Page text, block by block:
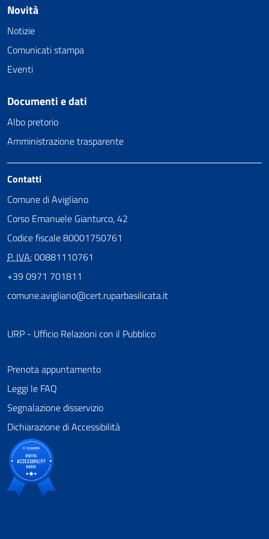
Novità
Notizie
Comunicati stampa
Eventi
Documenti e dati
Albo pretorio
Amministrazione trasparente
Contatti
Comune di Avigliano
Corso Emanuele Gianturco, 42
Codice fiscale 80001750761
P. IVA:00881110761
+39 0971 701811
comune.avigliano@cert.ruparbasilicata.it
URP - Ufficio Relazioni con il Pubblico
Prenota appuntamento
Leggi le FAQ
Segnalazione disservizio
Dichiarazione di Accessibilità